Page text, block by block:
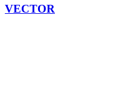
VECTOR